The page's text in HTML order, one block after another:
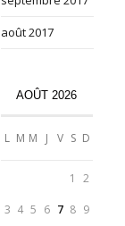
août 2017
AOÛT 2026
L M M J V S D
1 2
3 4 5 6 7 8 9